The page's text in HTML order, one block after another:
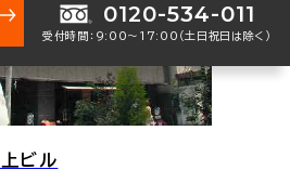
場ＤＳビル
0120-534-011
受付時間：9:00〜17:00（土日祝日は除く）